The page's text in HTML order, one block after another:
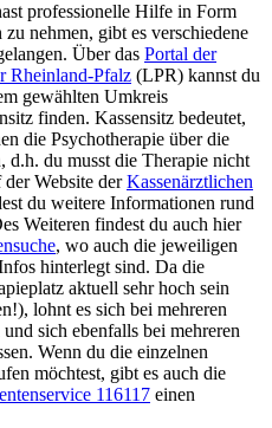
professionelle Hilfe in Form
nehmen, gibt es verschiedene
Über das Portal der
Rheinland-Pfalz (LPR) kannst du
gewählten Umkreis
finden. Kassensitz bedeutet,
die Psychotherapie über die
d.h. du musst die Therapie nicht
der Website derKassenärztlichen
du weitere Informationen rund
Weiteren findest du auch hier
, wo auch die jeweiligen
hinterlegt sind. Da die
aktuell sehr hoch sein
lohnt es sich bei mehreren
sich ebenfalls bei mehreren
Wenn du die einzelnen
möchtest, gibt es auch die
116117 einen